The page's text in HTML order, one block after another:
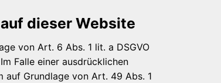
dieser Website
von Art. 6 Abs. 1 lit. a DSGVO
Falle einer ausdrücklichen
Grundlage von Art. 49 Abs. 1